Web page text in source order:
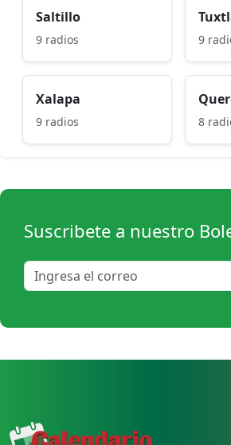
Saltillo
9 radios 9
Xalapa
9 radios 8
Suscribete a nuestro